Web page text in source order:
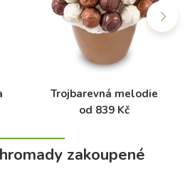
Trojbarevná melodie
od 839 Kč
zakoupené